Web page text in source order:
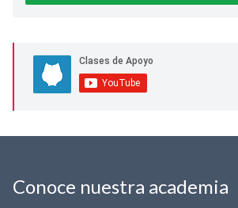
Conoce nuestra academia